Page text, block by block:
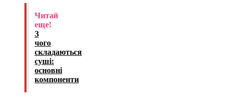
Читай
еще!
З
чого
складаються
суші:
основні
компоненти